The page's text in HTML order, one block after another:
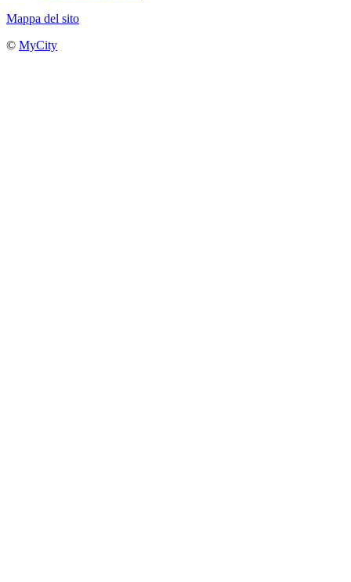
Mappa del sito
© MyCity